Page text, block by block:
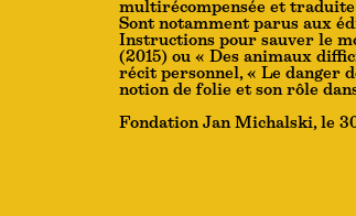
multirécompensée et
Sont notamment parus aux
Instructions pour sauver le
(2015) ou « Des animaux
récit personnel, « Le danger
notion de folie et son rôle
Fondation Jan Michalski, le